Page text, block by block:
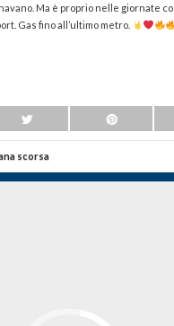
Ma è proprio nelle giornate
Gas fino all’ultimo metro.
scorsa